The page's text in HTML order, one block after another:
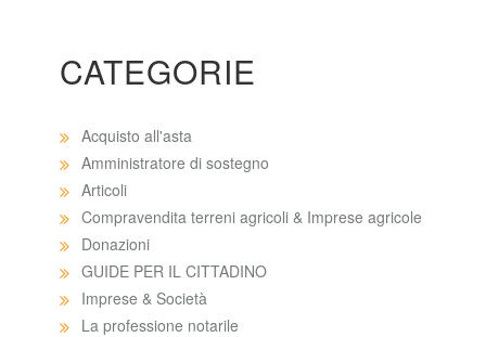
CATEGORIE
Acquisto all'asta
Amministratore di sostegno
Articoli
Compravendita terreni agricoli & Imprese agricole
Donazioni
GUIDE PER IL CITTADINO
Imprese & Società
La professione notarile